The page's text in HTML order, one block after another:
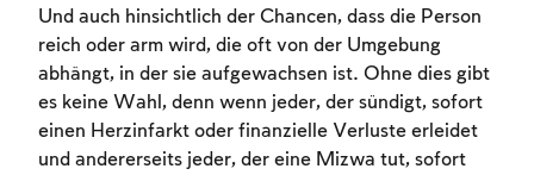
Und auch hinsichtlich der Chancen, dass die Person
reich oder arm wird, die oft von der Umgebung
abhängt, in der sie aufgewachsen ist. Ohne dies gibt
es keine Wahl, denn wenn jeder, der sündigt, sofort
einen Herzinfarkt oder finanzielle Verluste erleidet
und andererseits jeder, der eine Mizwa tut, sofort